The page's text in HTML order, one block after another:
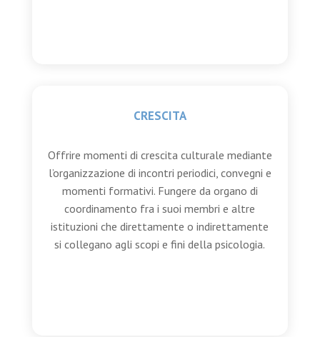
CRESCITA
Offrire momenti di crescita culturale mediante
l’organizzazione di incontri periodici, convegni e
momenti formativi. Fungere da organo di
coordinamento fra i suoi membri e altre
istituzioni che direttamente o indirettamente
si collegano agli scopi e fini della psicologia.